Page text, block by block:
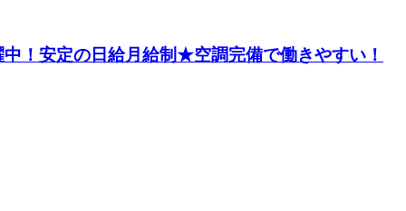
！安定の日給月給制★空調完備で働きやすい！